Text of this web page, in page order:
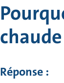
Réponse :